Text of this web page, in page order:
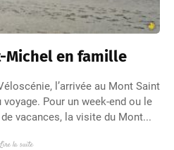
Michel en famille
l’arrivée au Mont Saint
Pour un week-end ou le
vacances, la visite du Mont...
Lire la suite